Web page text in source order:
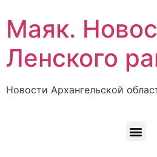
Маяк.
Ленского
Новости Архангельской